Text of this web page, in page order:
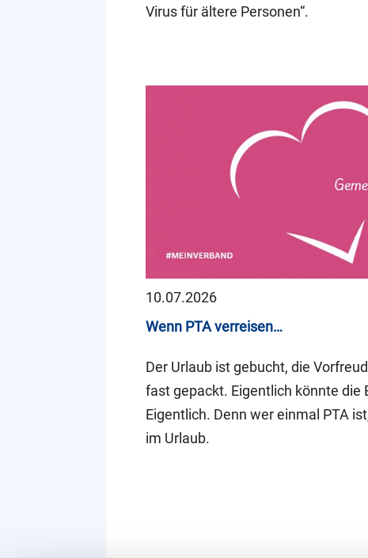
Virus für ältere Personen“.
10.07.2026
Wenn PTA verreisen…
Der Urlaub ist gebucht, die
fast gepackt. Eigentlich könnte die
Eigentlich. Denn wer einmal PTA
im Urlaub.